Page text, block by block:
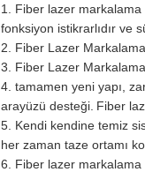
1. Fiber lazer markalama
fonksiyon istikrarlıdır ve
2. Fiber Lazer
3. Fiber Lazer
4. tamamen yeni yapı,
arayüzü desteği. Fiber
5. Kendi kendine temiz
her zaman taze ortamı
6. Fiber lazer markalama